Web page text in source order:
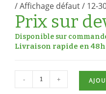
/ Affichage défaut / 12-
Prix sur
Disponible sur
Livraison rapide en
- +